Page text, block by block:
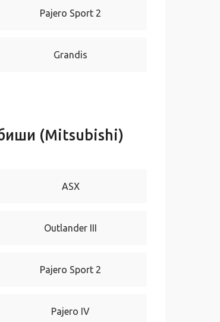
Pajero Sport 2
Grandis
(Mitsubishi)
ASX
Outlander III
Pajero Sport 2
Pajero IV